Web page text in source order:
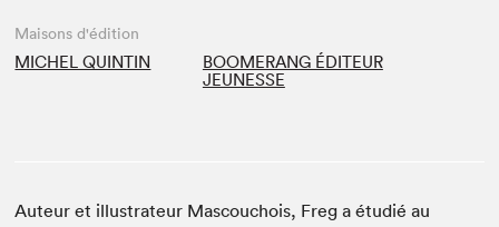
Maisons d'édition
MICHEL QUINTIN
BOOMERANG ÉDITEUR
JEUNESSE
Auteur et illustrateur Mascouchois, Freg a étudié au